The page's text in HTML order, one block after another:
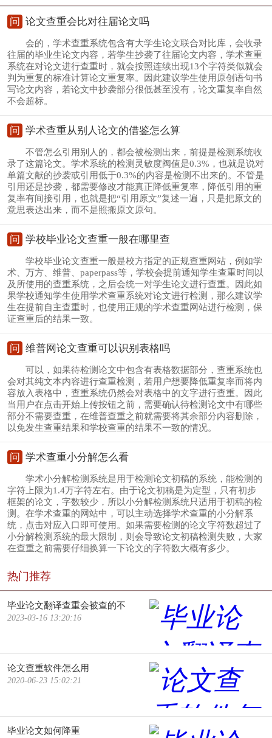
问 论文查重会比对往届论文吗
会的，学术查重系统包含有大学生论文联合对比库，会收录
往届的毕业生论文内容，若学生抄袭了往届论文内容，学术查重
系统在对论文进行查重时，就会按照连续出现13个字符类似就会
判为重复的标准计算论文重复率。因此建议学生使用原创语句书
写论文内容，若论文中抄袭部分很低甚至没有，论文重复率自然
不会超标。
问 学术查重从别人论文的借鉴怎么算
不管怎么引用别人的，都会被检测出来，前提是检测系统收
录了这篇论文。学术系统的检测灵敏度阀值是0.3%，也就是说对
单篇文献的抄袭或引用低于0.3%的内容是检测不出来的。不管是
引用还是抄袭，都需要修改才能真正降低重复率，降低引用的重
复率有间接引用，也就是把“引用原文”复述一遍，只是把原文的
意思表达出来，而不是照搬原文原句。
问 学校毕业论文查重一般在哪里查
学校毕业论文查重一般是校方指定的正规查重网站，例如学
术、万方、维普、paperpass等，学校会提前通知学生查重时间以
及所使用的查重系统，之后会统一对学生论文进行查重。因此如
果学校通知学生使用学术查重系统对论文进行检测，那么建议学
生在提前自主查重时，也使用正规的学术查重网站进行检测，保
证查重后的结果一致。
问 维普网论文查重可以识别表格吗
可以，如果待检测论文中包含有表格数据部分，查重系统也
会对其纯文本内容进行查重检测，若用户想要降低重复率而将内
容放入表格中，查重系统仍然会对表格中的文字进行查重。因此
当用户在点击开始上传按钮之前，需要确认待检测论文中有哪些
部分不需要查重，在维普查重之前就需要将其余部分内容删除，
以免发生查重结果和学校查重的结果不一致的情况。
问 学术查重小分解怎么看
学术小分解检测系统是用于检测论文初稿的系统，能检测的
字符上限为1.4万字符左右。由于论文初稿是为定型，只有初步
框架的论文，字数较少，所以小分解检测系统只适用于初稿的检
测。在学术查重的网站中，可以主动选择学术查重的小分解系
统，点击对应入口即可使用。如果需要检测的论文字符数超过了
小分解检测系统的最大限制，则会导致论文初稿检测失败，大家
在查重之前需要仔细换算一下论文的字符数大概有多少。
热门推荐
毕业论文翻译查重会被查的不
2023-03-16 13:20:16
论文查重软件怎么用
2020-06-23 15:02:21
毕业论文如何降重